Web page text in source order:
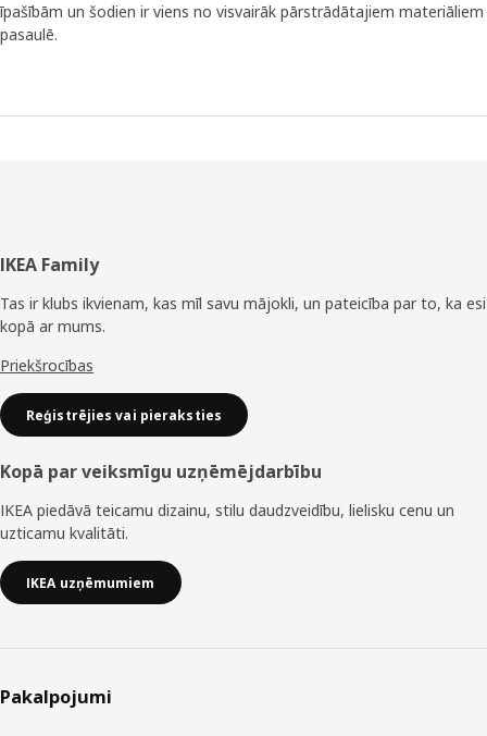
īpašībām un šodien ir viens no visvairāk pārstrādātajiem materiāliem
pasaulē.
Kājene
IKEA Family
Tas ir klubs ikvienam, kas mīl savu mājokli, un pateicība par to, ka esi
kopā ar mums.
Priekšrocības
Reģistrējies vai pieraksties
Kopā par veiksmīgu uzņēmējdarbību
IKEA piedāvā teicamu dizainu, stilu daudzveidību, lielisku cenu un
uzticamu kvalitāti.
IKEA uzņēmumiem
Pakalpojumi